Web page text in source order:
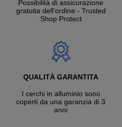
Possibilità di assicurazione
gratuita dell'ordine - Trusted
Shop Protect
QUALITÀ GARANTITA
I cerchi in alluminio sono
coperti da una garanzia di 3
anni